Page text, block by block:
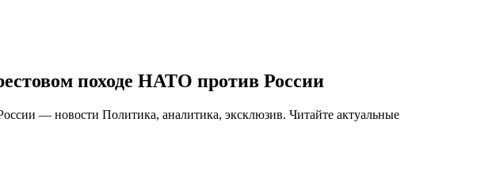
походе НАТО против России